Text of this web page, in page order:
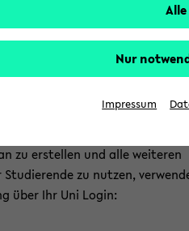
eKVV
zur Anmeldung am eKVV.
zu erstellen und alle weiteren
zu nutzen,
über Ihr Uni Login:
Nur
Impressum